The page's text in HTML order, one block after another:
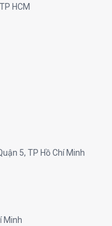
HCM
5, TP Hồ Chí Minh
Minh